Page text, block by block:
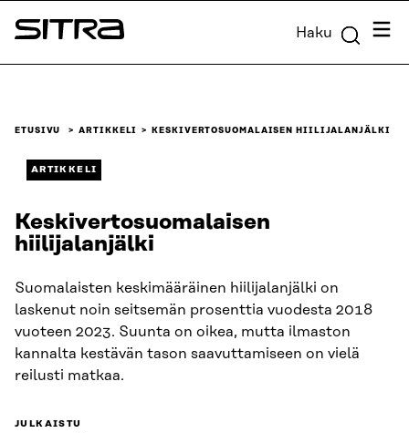
Siirry
suoraan
Sitra Haku
ETUSIVU ARTIKKELI KESKIVERTOSUOMALAISEN HIILIJALANJÄLKI
ARTIKKELI
Keskivertosuomalaisen
hiilijalanjälki
Suomalaisten keskimääräinen hiilijalanjälki on
laskenut noin seitsemän prosenttia vuodesta 2018
vuoteen 2023. Suunta on oikea, mutta ilmaston
kannalta kestävän tason saavuttamiseen on vielä
reilusti matkaa.
JULKAISTU